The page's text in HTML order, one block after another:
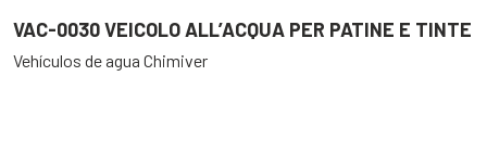
VAC-0030 VEICOLO ALL’ACQUA PER PATINE E TINTE
Vehículos de agua Chimiver